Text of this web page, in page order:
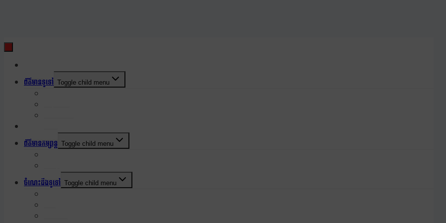
ព័ត៌មានទូទៅ Toggle child menu
ព័ត៌មានកម្សាន្ត Toggle child menu
ចំណេះដឹងទូទៅ Toggle child menu